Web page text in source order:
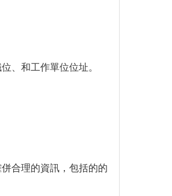
、和工作單位位址。
合理的資訊，包括的的